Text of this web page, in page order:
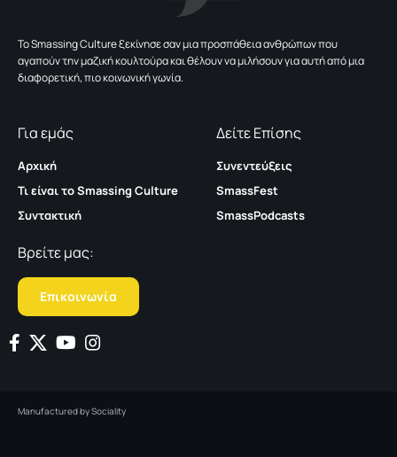
To Smassing Culture ξεκίνησε σαν μια προσπάθεια ανθρώπων που
αγαπούν την μαζική κουλτούρα και θέλουν να μιλήσουν για αυτή από μια
διαφορετική, πιο κοινωνική γωνία.
Για εμάς
Αρχική
Τι είναι το Smassing Culture
Συντακτική
Δείτε Επίσης
Συνεντεύξεις
SmassFest
SmassPodcasts
Βρείτε μας:
Επικοινωνία
Manufactured bySociality